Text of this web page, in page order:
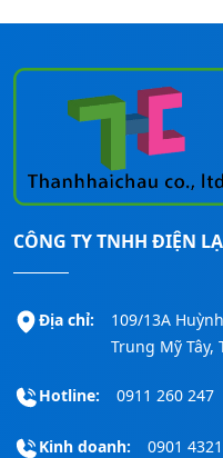
CÔNG TY TNHH ĐIỆN
Địa chỉ:
109/13A
Trung Mỹ Tây,
Hotline: 0911 260 247
Kinh doanh: 0901